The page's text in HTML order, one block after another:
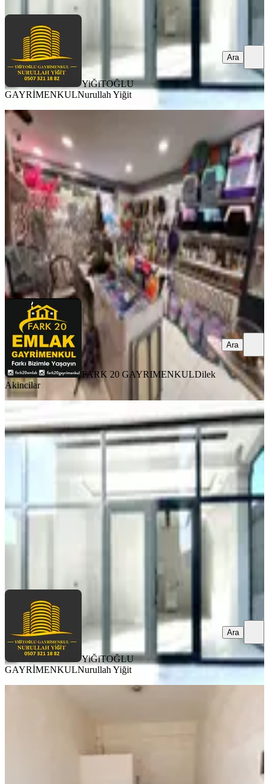
YiĞiTOĞLU
GAYRİMENKULNurullah Yiğit
Ara
Mimarsinan Caddesi'nde İşyeri
Merkezefendi, Altıntop Mahallesi
3 Oda ·70 m²·Düz Giriş (Zemin)· 07.05.2026
3.150.000 ₺
FARK 20 GAYRIMENKULDilek Akincilar
Ara
FARK 20 GAYRIMENKULDilek
Akincilar
Ara
Şemiklerde Satılık Sıfır İş Yeri
3.000.000 Tl !!!
Merkezefendi, Şemikler Mahallesi
1 Oda
· 06.08.2026
3.000.000 ₺
Nurullah Yiğit
YiĞiTOĞLU
GAYRİMENKULNurullah Yiğit
Ara
·